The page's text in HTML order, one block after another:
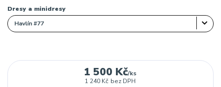
Dresy a minidresy
1 500 Kč/ks
1 240 Kč bez DPH